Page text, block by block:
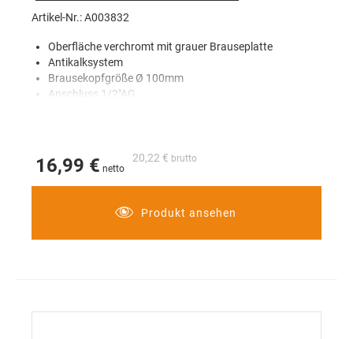
Artikel-Nr.: A003832
Oberfläche verchromt mit grauer Brauseplatte
Antikalksystem
Brausekopfgröße Ø 100mm
Anschluss 1/2"AG
20,22 €
16,99 €
Produkt ansehen